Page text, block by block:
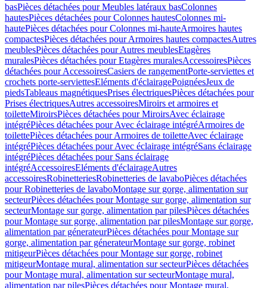
basPièces détachées pour Meubles latéraux basColonnes
hautesPièces détachées pour Colonnes hautesColonnes mi-
hautePièces détachées pour Colonnes mi-hauteArmoires hautes
compactesPièces détachées pour Armoires hautes compactesAutres
meublesPièces détachées pour Autres meublesEtagères
muralesPièces détachées pour Etagères muralesAccessoiresPièces
détachées pour AccessoiresCasiers de rangementPorte-serviettes et
crochets porte-serviettesEléments d'éclairagePoignéesJeux de
piedsTableaus magnétiquesPrises électriquesPièces détachées pour
Prises électriquesAutres accessoiresMiroirs et armoires et
toiletteMiroirsPièces détachées pour MiroirsAvec éclairage
intégréPièces détachées pour Avec éclairage intégréArmoires de
toilettePièces détachées pour Armoires de toiletteAvec éclairage
intégréPièces détachées pour Avec éclairage intégréSans éclairage
intégréPièces détachées pour Sans éclairage
intégréAccessoiresEléments d'éclairageAutres
accessoiresRobinetteriesRobinetteries de lavaboPièces détachées
pour Robinetteries de lavaboMontage sur gorge, alimentation sur
secteurPièces détachées pour Montage sur gorge, alimentation sur
secteurMontage sur gorge, alimentation par pilesPièces détachées
pour Montage sur gorge, alimentation par pilesMontage sur gorge,
alimentation par génerateurPièces détachées pour Montage sur
gorge, alimentation par génerateurMontage sur gorge, robinet
mitigeurPièces détachées pour Montage sur gorge, robinet
mitigeurMontage mural, alimentation sur secteurPièces détachées
pour Montage mural, alimentation sur secteurMontage mural,
alimentation par pilesPièces détachées pour Montage mural,